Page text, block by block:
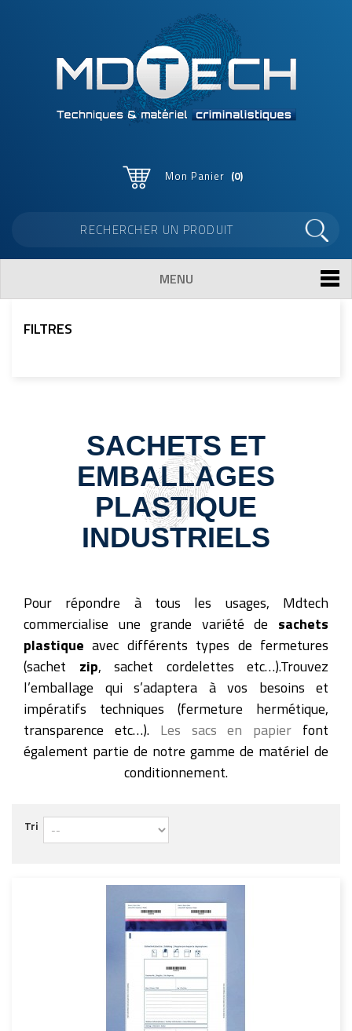
Mon Panier 0
MENU
FILTRES
SACHETS ET
EMBALLAGES
PLASTIQUE
INDUSTRIELS
Pour répondre à tous les usages, Mdtech
commercialise une grande variété de sachets
plastique avec différents types de fermetures
(sachet zip, sachet cordelettes etc…).Trouvez
l’emballage qui s’adaptera à vos besoins et
impératifs techniques (fermeture hermétique,
transparence etc…). Les sacs en papier font
également partie de notre gamme de matériel de
conditionnement.
Tri